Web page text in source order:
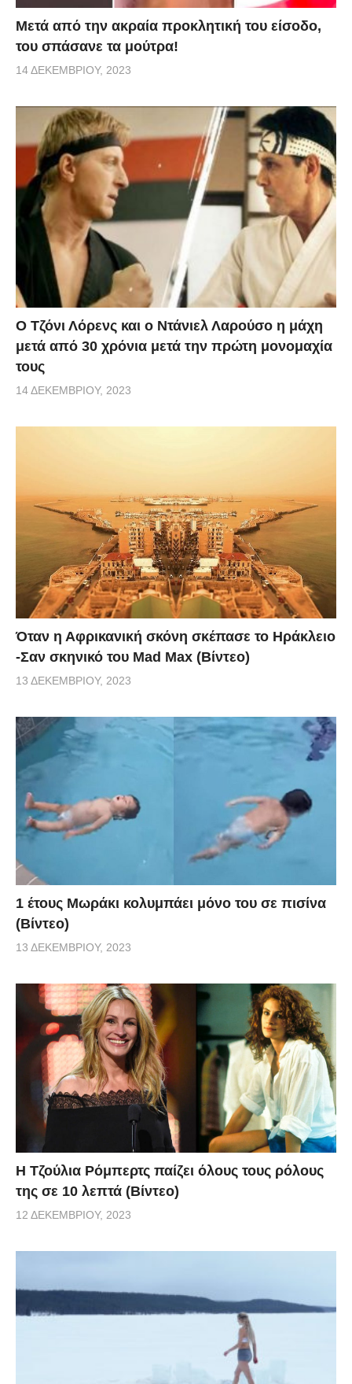
Μετά από την ακραία προκλητική του είσοδο,
του σπάσανε τα μούτρα!
14 ΔΕΚΕΜΒΡΊΟΥ, 2023
Ο Τζόνι Λόρενς και ο Ντάνιελ Λαρούσο η μάχη
μετά από 30 χρόνια μετά την πρώτη μονομαχία
τους
14 ΔΕΚΕΜΒΡΊΟΥ, 2023
Όταν η Αφρικανική σκόνη σκέπασε το Ηράκλειο
-Σαν σκηνικό του Mad Max (Βίντεο)
13 ΔΕΚΕΜΒΡΊΟΥ, 2023
1 έτους Μωράκι κολυμπάει μόνο του σε πισίνα
(Βίντεο)
13 ΔΕΚΕΜΒΡΊΟΥ, 2023
Η Τζούλια Ρόμπερτς παίζει όλους τους ρόλους
της σε 10 λεπτά (Βίντεο)
12 ΔΕΚΕΜΒΡΊΟΥ, 2023